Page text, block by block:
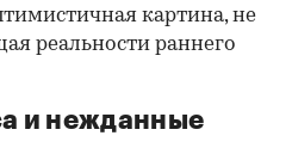
картина, не
реальности раннего
и нежданные